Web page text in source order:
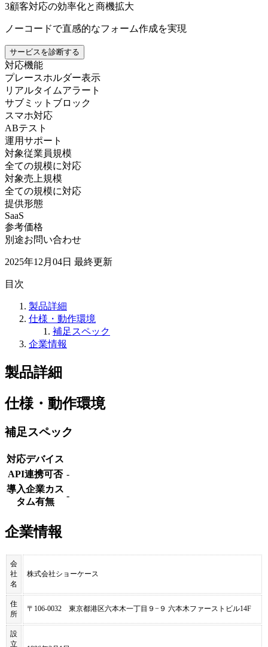
3顧客対応の効率化と商機拡大
ノーコードで直感的なフォーム作成を実現
サービスを診断する
対応機能
プレースホルダー表示
リアルタイムアラート
サブミットブロック
スマホ対応
ABテスト
運用サポート
対象従業員規模
全ての規模に対応
対象売上規模
全ての規模に対応
提供形態
SaaS
参考価格
別途お問い合わせ
2025年12月04日 最終更新
目次
製品詳細
仕様・動作環境
補足スペック
企業情報
製品詳細
仕様・動作環境
補足スペック
対応デバイス
API連携可否 -
導入企業カス
タム有無
-
企業情報
会
社
名
株式会社ショーケース
住
所
〒106-0032 東京都港区六本木一丁目９−９ 六本木ファーストビル14F
設
立